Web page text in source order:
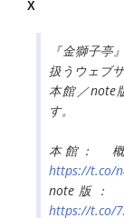
X
『金獅子亭
扱うウェブ
本館／note
す。
本館： 概
https://t.co/
note版：
https://t.co/